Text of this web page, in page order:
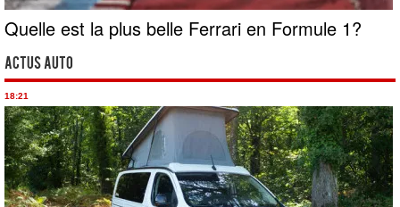
Quelle est la plus belle Ferrari en Formule 1?
Actus Auto
18:21